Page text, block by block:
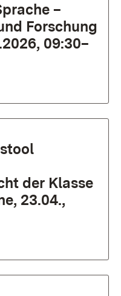
–
Forschung
09:30–
der Klasse
23.04.,